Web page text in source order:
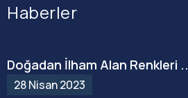
Haberler
Doğadan İlham Alan Renkleri
28 Nisan 2023